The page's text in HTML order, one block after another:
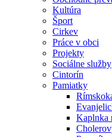
Kultúra
Šport
Cirkev
Práce v obci
Projekty
Sociálne služby
Cintorín
Pamiatky
Kaplnka